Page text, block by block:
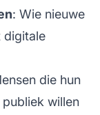
: Wie nieuwe
digitale
die hun
willen